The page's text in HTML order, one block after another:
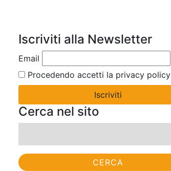
Iscriviti alla Newsletter
Email
Procedendo accetti la privacy policy
Cerca nel sito